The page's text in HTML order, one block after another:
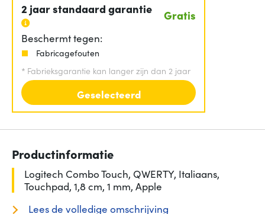
2 jaar standaard garantie Gratis
Beschermt tegen:
Fabricagefouten
* Fabrieksgarantie kan langer zijn dan 2 jaar
Geselecteerd
Productinformatie
Logitech Combo Touch, QWERTY, Italiaans,
Touchpad, 1,8 cm, 1 mm, Apple
Lees de volledige omschrijving